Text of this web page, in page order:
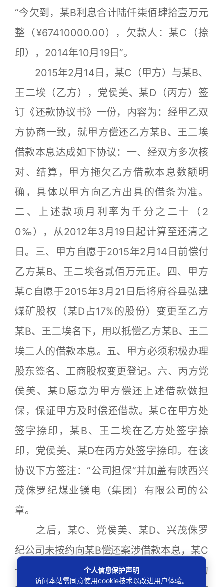
“今欠到，某B利息合计陆仟柒佰肆拾壹万元
整（¥67410000.00），欠款人：某C（捺
印），2014年10月19日”。
2015年2月14日，某C（甲方）与某B、
王二埃（乙方），党侯美、某D（丙方）签
订《还款协议书》一份，内容为：经甲乙双
方协商一致，就甲方偿还乙方某B、王二埃
借款本息达成如下协议：一、经双方多次核
对、结算，甲方拖欠乙方借款本息数额明
确，具体以甲方向乙方出具的借条为准。
二、上述款项月利率为千分之二十（2
0‰），从2012年3月19日起计算至还清之
日。三、甲方自愿于2015年2月14日前偿付
乙方某B、王二埃各贰佰万元正。四、甲方
某C自愿于2015年3月21日后将府谷县弘建
煤矿股权（某D占17%的股份）变更至乙方
某B、王二埃名下，用以抵偿乙方某B、王二
埃二人的借款本息。五、甲方必须积极办理
股东签名、工商股权变更登记。六、丙方党
侯美、某D愿意为甲方偿还上述借款做担
保，保证甲方及时偿还借款。某C在甲方处
签字捺印，某B、王二埃在乙方处签字捺
印，党侯美、某D在丙方处签字捺印。在该
协议下方签注：“公司担保”并加盖有陕西兴
茂侏罗纪煤业镁电（集团）有限公司的公
章。
之后，某C、党侯美、某D、兴茂侏罗
纪公司未按约向某B偿还案涉借款本息，某C
也未按2015年2月14日的《还款协议书》约
个人信息保护声明
访问本站需同意使用cookie技术以改进用户体验。